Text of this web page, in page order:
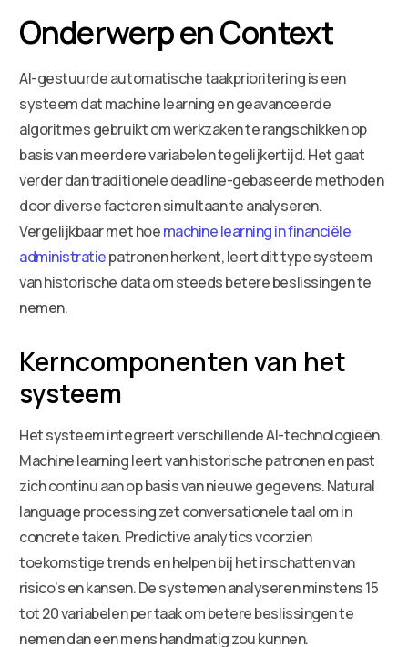
Onderwerp en Context
AI-gestuurde automatische taakprioritering is een
systeem dat machine learning en geavanceerde
algoritmes gebruikt om werkzaken te rangschikken op
basis van meerdere variabelen tegelijkertijd. Het gaat
verder dan traditionele deadline-gebaseerde methoden
door diverse factoren simultaan te analyseren.
Vergelijkbaar met hoemachine learning in financiële
administratiepatronen herkent, leert dit type systeem
van historische data om steeds betere beslissingen te
nemen.
Kerncomponenten van het
systeem
Het systeem integreert verschillende AI-technologieën.
Machine learning leert van historische patronen en past
zich continu aan op basis van nieuwe gegevens. Natural
language processing zet conversationele taal om in
concrete taken. Predictive analytics voorzien
toekomstige trends en helpen bij het inschatten van
risico’s en kansen. De systemen analyseren minstens 15
tot 20 variabelen per taak om betere beslissingen te
nemen dan een mens handmatig zou kunnen.